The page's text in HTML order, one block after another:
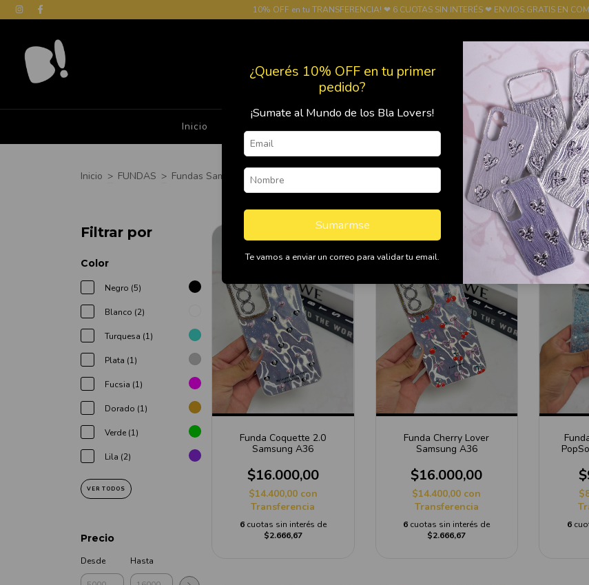
10% OFF en tu TRANSFERENCIA! ❤ 6 CUOTAS SIN INTERÉS ❤ ENVIOS GRATIS EN
Inicio Política de Devolución
Inicio > FUNDAS > Fundas Samsung > A36
Filtrar por
Color
Negro (5)
Blanco (2)
Turquesa (1)
Plata (1)
Fucsia (1)
Dorado (1)
Verde (1)
Lila (2)
VER TODOS
Precio
Desde Hasta
Funda Coquette 2.0
Samsung A36
$16.000,00
$14.400,00 con
Transferencia
6 cuotas sin interés de
$2.666,67
Funda Cherry Lover
Samsung A36
$16.000,00
$14.400,00 con
Transferencia
6 cuotas sin interés de
$2.666,67
6
¿Querés 10% OFF en tu primer
pedido?
¡Sumate al Mundo de los Bla Lovers!
Sumarmse
Te vamos a enviar un correo para validar tu email.